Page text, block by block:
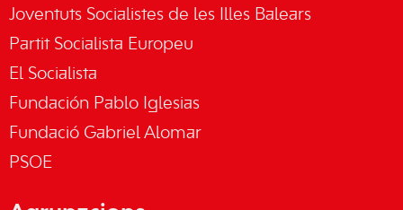
Joventuts Socialistes de les Illes Balears
Partit Socialista Europeu
El Socialista
Fundación Pablo Iglesias
Fundació Gabriel Alomar
PSOE